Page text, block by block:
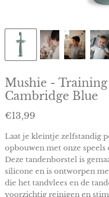
Mushie -
Cambridge Blue
Huidige prijs
€13,99
Laat je kleintje zelfstandig
opbouwen met onze
Deze tandenborstel is
silicone en is ontworpen
die het tandvlees en de
voorzichtig reinigen en